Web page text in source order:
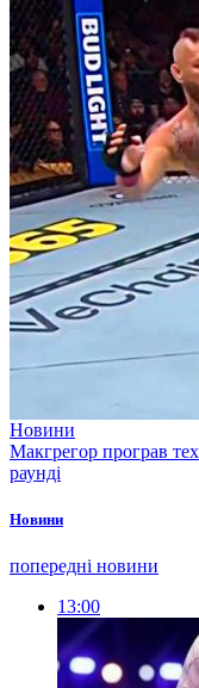
Новини
Макгрегор програв
раунді
Новини
попередні новини
13:00